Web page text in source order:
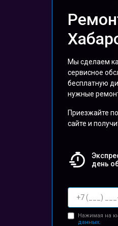
Мы сделаем
сервисное
бесплатную
нужные
Приезжайте
сайте и
день
Нажимая на
данных.